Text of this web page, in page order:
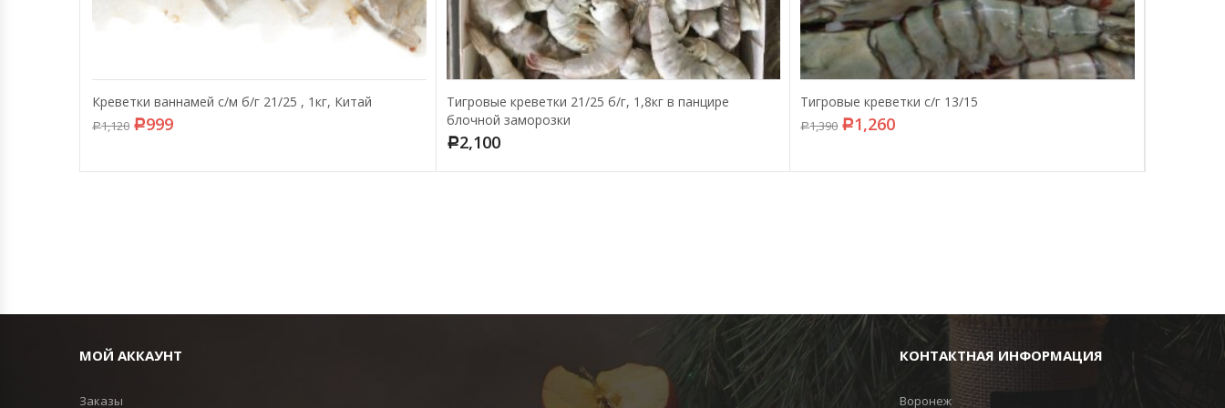
Креветки ваннамей с/м б/г 21/25 , 1кг, Китай
Р1,120 Р999
Тигровые креветки 21/25 б/г, 1,8кг в панцире
блочной заморозки
Р2,100
Тигровые креветки с/г 13/15
Р1,390 Р1,260
МОЙ АККАУНТ
Заказы
КОНТАКТНАЯ ИНФОРМАЦИЯ
Воронеж